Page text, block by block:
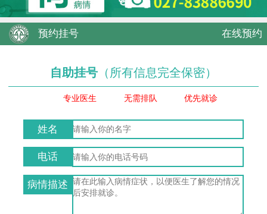
预约挂号 在线预约
自助挂号 （所有信息完全保密）
专业医生 无需排队 优先就诊
姓名
电话
病情描述